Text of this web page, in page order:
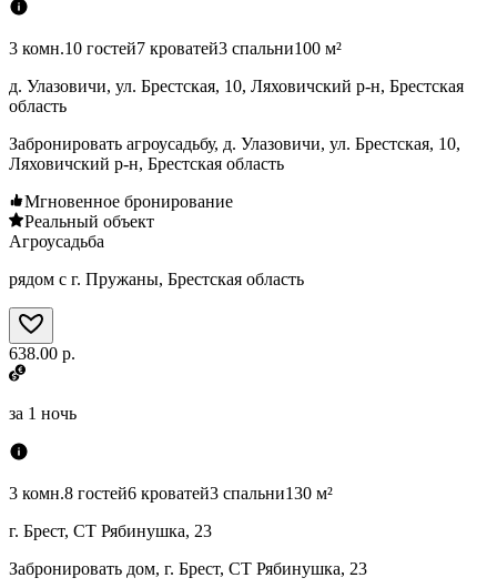
3 комн.10 гостей7 кроватей3 спальни100 м²
д. Улазовичи, ул. Брестская, 10, Ляховичский р-н, Брестская
область
Забронировать агроусадьбу, д. Улазовичи, ул. Брестская, 10,
Ляховичский р-н, Брестская область
Мгновенное бронирование
Реальный объект
Агроусадьба
рядом с г. Пружаны, Брестская область
638.00 р.
за 1 ночь
3 комн.8 гостей6 кроватей3 спальни130 м²
г. Брест, СТ Рябинушка, 23
Забронировать дом, г. Брест, СТ Рябинушка, 23